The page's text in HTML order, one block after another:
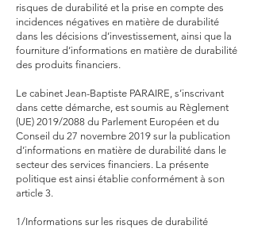
risques de durabilité et la prise en compte des
incidences négatives en matière de durabilité
dans les décisions d’investissement, ainsi que la
fourniture d’informations en matière de durabilité
des produits financiers.
Le cabinet Jean-Baptiste PARAIRE, s’inscrivant
dans cette démarche, est soumis au Règlement
(UE) 2019/2088 du Parlement Européen et du
Conseil du 27 novembre 2019 sur la publication
d’informations en matière de durabilité dans le
secteur des services financiers. La présente
politique est ainsi établie conformément à son
article 3.
1/Informations sur les risques de durabilité